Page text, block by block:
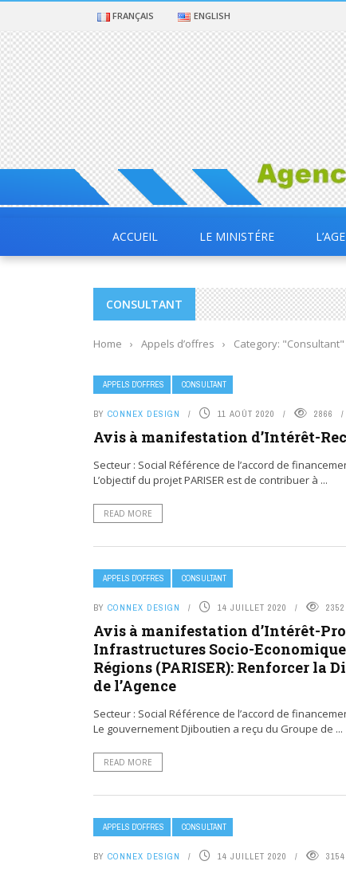
FRANÇAIS ENGLISH
ACCUEIL LE MINISTÉRE
CONSULTANT
Home › Appels d’offres › Category: "Consultant"
APPELS D’OFFRES CONSULTANT
BY CONNEX DESIGN 11 AOÛT 2020 2866
Avis à manifestation d’Intérêt-
Secteur : Social Référence de l’accord de
L’objectif du projet PARISER est de contribuer à ...
READ MORE
APPELS D’OFFRES CONSULTANT
BY CONNEX DESIGN 14 JUILLET 2020 2352
Avis à manifestation d’Intérêt-
Infrastructures Socio-
Régions (PARISER): Renforcer
de l’Agence
Secteur : Social Référence de l’accord de
Le gouvernement Djiboutien a reçu du Groupe de ...
READ MORE
APPELS D’OFFRES CONSULTANT
BY CONNEX DESIGN 14 JUILLET 2020 3154